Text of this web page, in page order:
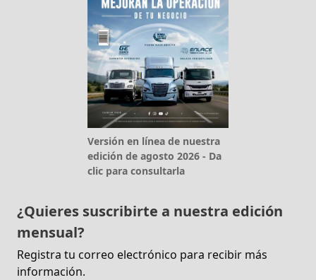
Versión en línea de nuestra
edición de agosto 2026 - Da
clic para consultarla
¿Quieres suscribirte a nuestra edición
mensual?
Registra tu correo electrónico para recibir más
información.